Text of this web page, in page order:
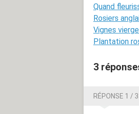
Quand
Rosiers
Vignes
Plantation
3
RÉPONSE 1 / 3